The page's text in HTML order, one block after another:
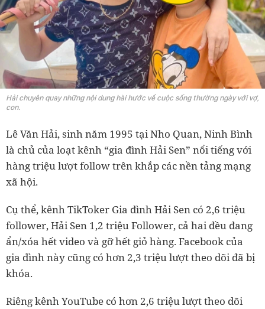
Hải chuyên quay những nội dung hài hước về cuộc sống thường ngày với vợ,
con.
Lê Văn Hải, sinh năm 1995 tại Nho Quan, Ninh Bình
là chủ của loạt kênh “gia đình Hải Sen” nổi tiếng với
hàng triệu lượt follow trên khắp các nền tảng mạng
xã hội.
Cụ thể, kênh TikToker Gia đình Hải Sen có 2,6 triệu
follower, Hải Sen 1,2 triệu Follower, cả hai đều đang
ẩn/xóa hết video và gỡ hết giỏ hàng. Facebook của
gia đình này cũng có hơn 2,3 triệu lượt theo dõi đã bị
khóa.
Riêng kênh YouTube có hơn 2,6 triệu lượt theo dõi